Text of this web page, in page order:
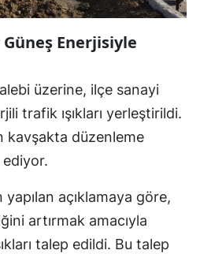
Edirne
Elazığ
Erzurum
Eskişehir
Giresun
Gümüşhane
Enerjisiyle
üzerine, ilçe sanayi
trafik ışıkları yerleştirildi.
kavşakta düzenleme
ediyor.
açıklamaya göre,
artırmak amacıyla
talep edildi. Bu talep